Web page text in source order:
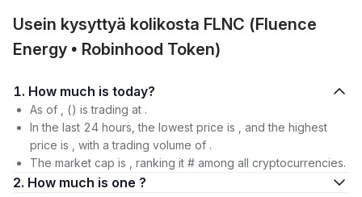
Usein kysyttyä kolikosta FLNC (Fluence
Energy • Robinhood Token)
1. How much is today?
As of , () is trading at .
In the last 24 hours, the lowest price is , and the highest
price is , with a trading volume of .
The market cap is , ranking it # among all cryptocurrencies.
2. How much is one ?